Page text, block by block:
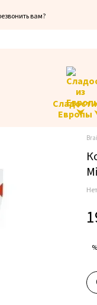
вам?
Европы
%